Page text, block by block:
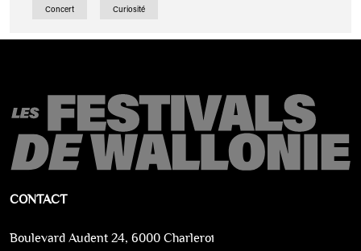
Concert Curiosité
CONTACT
Boulevard Audent 24, 6000 Charleroi